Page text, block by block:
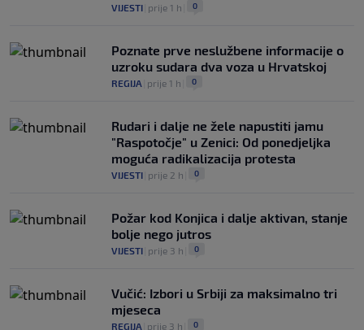
VIJESTI prije 1 h 0
Poznate prve neslužbene informacije o
uzroku sudara dva voza u Hrvatskoj
REGIJA prije 1 h 0
Rudari i dalje ne žele napustiti jamu
"Raspotočje" u Zenici: Od ponedjeljka
moguća radikalizacija protesta
VIJESTI prije 2 h 0
Požar kod Konjica i dalje aktivan, stanje
bolje nego jutros
VIJESTI prije 3 h 0
Vučić: Izbori u Srbiji za maksimalno tri
mjeseca
REGIJA prije 3 h 0